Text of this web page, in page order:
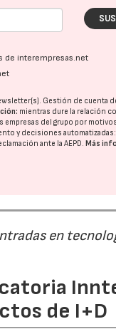
de interempresas.net
Gestión de cuenta
mientras dure la relación
empresas del grupo por
y decisiones automatizadas:
ante laAEPD.Más
en
de I+D